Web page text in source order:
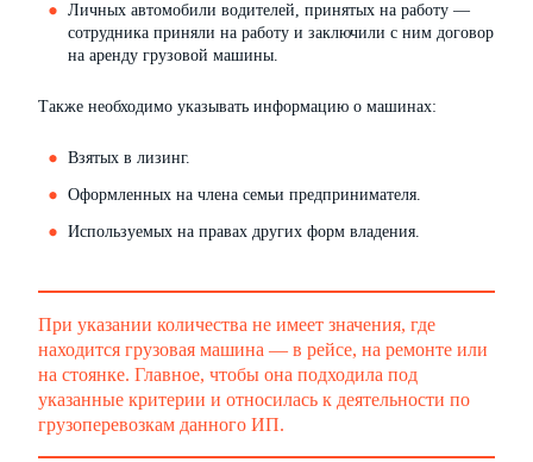
Личных автомобили водителей, принятых на работу —
сотрудника приняли на работу и заключили с ним договор
на аренду грузовой машины.
Также необходимо указывать информацию о машинах:
Взятых в лизинг.
Оформленных на члена семьи предпринимателя.
Используемых на правах других форм владения.
При указании количества не имеет значения, где
находится грузовая машина — в рейсе, на ремонте или
на стоянке. Главное, чтобы она подходила под
указанные критерии и относилась к деятельности по
грузоперевозкам данного ИП.